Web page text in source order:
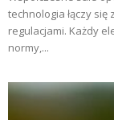
technologia łączy
regulacjami. Każdy
normy,...